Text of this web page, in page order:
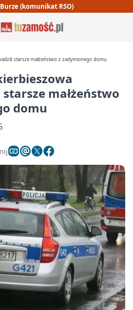
(komunikat RSO)
starsze małżeństwo z zadymionego domu
małżeństwo
domu